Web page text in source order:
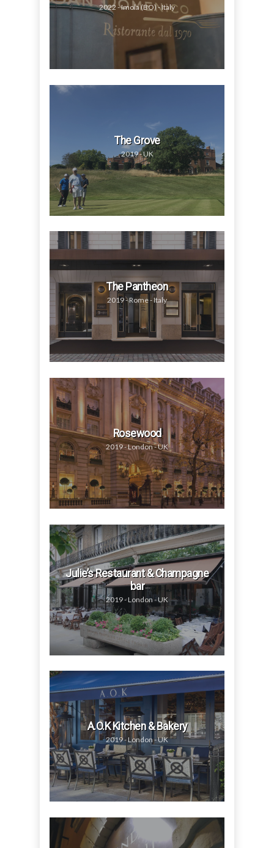
2022 - Imola (BO) - Italy
The Grove
2019 - UK
The Pantheon
2019 - Rome - Italy
Rosewood
2019 - London - UK
Julie’s Restaurant & Champagne
bar
2019 - London - UK
A.O.K Kitchen & Bakery
2019 - London - UK